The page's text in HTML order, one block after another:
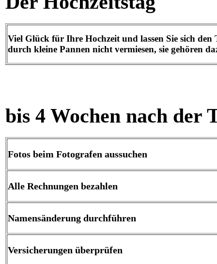
Viel Glück für Ihre Hochzeit und lassen Sie sich den
durch kleine Pannen nicht vermiesen, sie gehören
bis 4 Wochen nach der
Fotos beim Fotografen aussuchen
Alle Rechnungen bezahlen
Namensänderung durchführen
Versicherungen überprüfen